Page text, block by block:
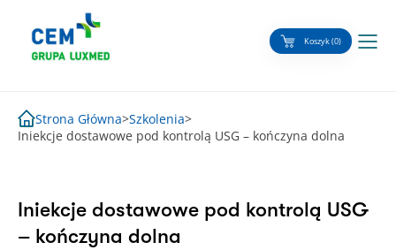
content
Koszyk (0)
Strona Główna>Szkolenia>
Iniekcje dostawowe pod kontrolą USG – kończyna dolna
Iniekcje dostawowe pod kontrolą USG
– kończyna dolna